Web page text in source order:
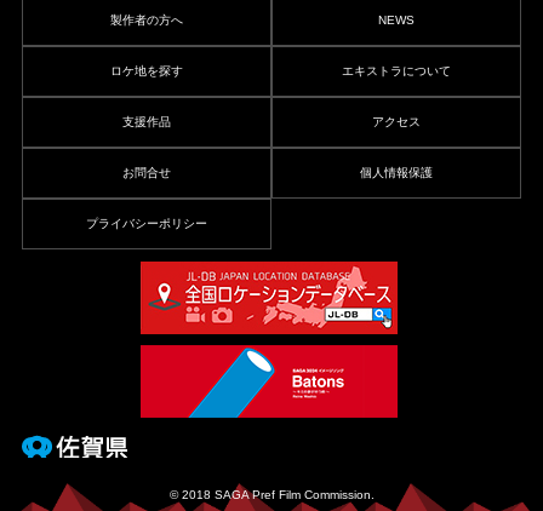
製作者の方へ NEWS
ロケ地を探す エキストラについて
支援作品 アクセス
お問合せ 個人情報保護
プライバシーポリシー
© 2018 SAGA Pref Film Commission.